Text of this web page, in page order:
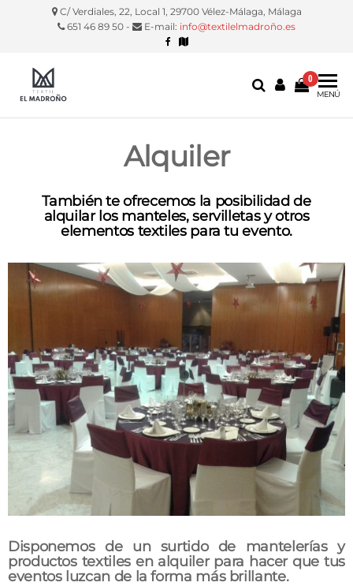
C/ Verdiales, 22, Local 1, 29700 Vélez-Málaga, Málaga
651 46 89 50 -
E-mail: info@textilelmadroño.es
Madroño
silla, etc.
0
MENÚ
Alquiler
También te ofrecemos la posibilidad de
alquilar los manteles, servilletas y otros
elementos textiles para tu evento.
Disponemos de un surtido de mantelerías y
productos textiles en alquiler para hacer que tus
eventos luzcan de la forma más brillante.